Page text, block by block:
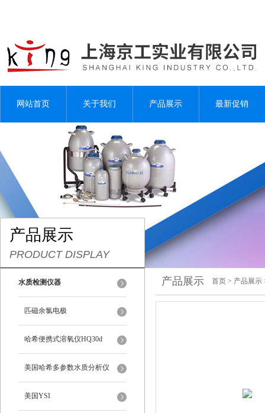
网站首页 关于我们 产品展示 最新促销
产品展示
PRODUCT DISPLAY
水质检测仪器
匹磁余氯电极
哈希便携式溶氧仪HQ30d
美国哈希多参数水质分析仪
美国YSI
产品展示 首页 > 产品展示